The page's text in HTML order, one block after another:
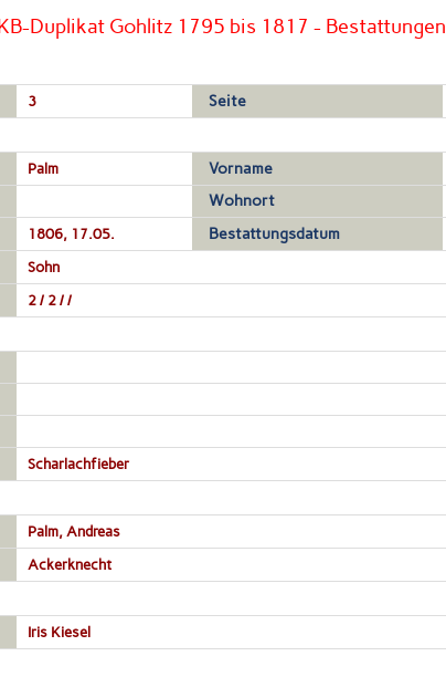
Duplikat Gohlitz 1795 bis 1817 - Bestattungen
3 Seite
Palm Vorname
Wohnort
1806, 17.05.
Bestattungsdatum
Sohn
2 / 2 / /
Scharlachfieber
Palm, Andreas
Ackerknecht
Iris Kiesel